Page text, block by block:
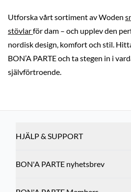
Utforska vårt sortiment av Woden
stövlarför dam – och upplev den
nordisk design, komfort och stil.
BON’A PARTE och ta stegen in i
självförtroende.
HJÄLP & SUPPORT
BON'A PARTE nyhetsbrev